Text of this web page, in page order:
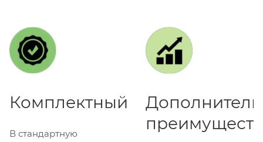
Комплектный
В стандартную